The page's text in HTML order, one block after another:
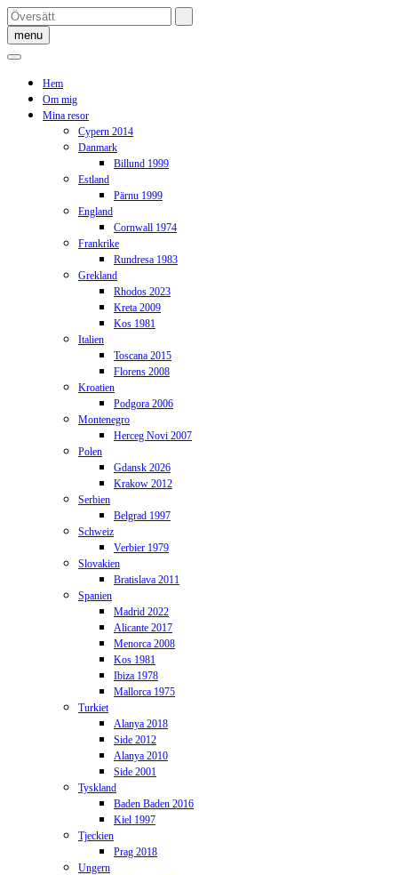
Skip
to
content
menu
Hem
Om mig
Mina resor
Cypern 2014
Danmark
Billund 1999
Estland
Pärnu 1999
England
Cornwall 1974
Frankrike
Rundresa 1983
Grekland
Rhodos 2023
Kreta 2009
Kos 1981
Italien
Toscana 2015
Florens 2008
Kroatien
Podgora 2006
Montenegro
Herceg Novi 2007
Polen
Gdansk 2026
Krakow 2012
Serbien
Belgrad 1997
Schweiz
Verbier 1979
Slovakien
Bratislava 2011
Spanien
Madrid 2022
Alicante 2017
Menorca 2008
Kos 1981
Ibiza 1978
Mallorca 1975
Turkiet
Alanya 2018
Side 2012
Alanya 2010
Side 2001
Tyskland
Baden Baden 2016
Kiel 1997
Tjeckien
Prag 2018
Ungern